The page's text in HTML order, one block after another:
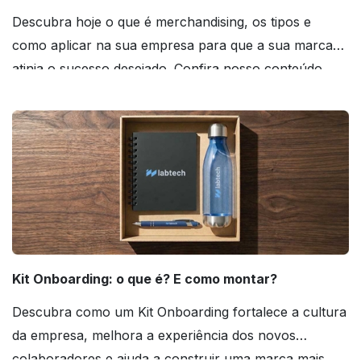
Descubra hoje o que é merchandising, os tipos e
como aplicar na sua empresa para que a sua marca
atinja o sucesso desejado. Confira nosso conteúdo
Kit Onboarding: o que é? E como montar?
Descubra como um Kit Onboarding fortalece a cultura
da empresa, melhora a experiência dos novos